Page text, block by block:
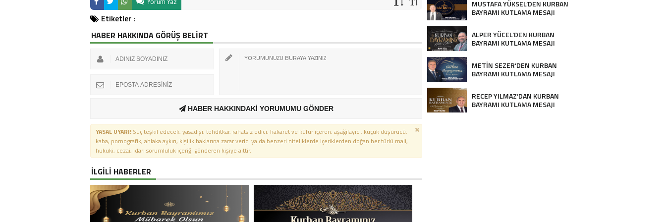
Etiketler :
HABER HAKKINDA GÖRÜŞ BELİRT
HABER HAKKINDAKİ YORUMUMU GÖNDER
YASAL UYARI! Suç teşkil edecek, yasadışı, tehditkar, rahatsız edici, hakaret ve küfür içeren, aşağılayıcı, küçük düşürücü,
kaba, pornografik, ahlaka aykırı, kişilik haklarına zarar verici ya da benzeri niteliklerde içeriklerden doğan her türlü mali,
hukuki, cezai, idari sorumluluk içeriği gönderen kişiye aittir.
İLGİLİ HABERLER
MUSTAFA YÜKSEL’DEN KURBAN
BAYRAMI KUTLAMA MESAJI
ALPER YÜCEL’DEN KURBAN
BAYRAMI KUTLAMA MESAJI
METİN SEZER’DEN KURBAN
BAYRAMI KUTLAMA MESAJI
RECEP YILMAZ’DAN KURBAN
BAYRAMI KUTLAMA MESAJI